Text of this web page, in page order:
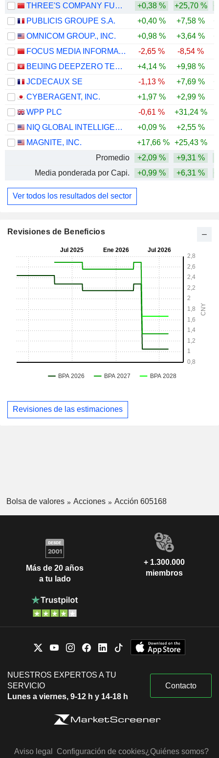
THREE'S COMPANY FUTURE TECHNOLOGY GROUP CO., LTD. +0,38 % +25,70 %
PUBLICIS GROUPE S.A.
+0,40 % +7,58 %
OMNICOM GROUP., INC.
+0,98 % +3,64 %
FOCUS MEDIA INFORMATION TECHNOLOGY CO., LTD.
-2,65 % -8,54 %
BEIJING DEEPZERO TECHNOLOGY CO., LTD.
+4,14 %
+9,98 %
JCDECAUX SE
-1,13 % +7,69 %
CYBERAGENT, INC.
+1,97 % +2,99 %
WPP PLC
-0,61 % +31,24 %
NIQ GLOBAL INTELLIGENCE PLC
+0,09 % +2,55 %
MAGNITE, INC.
+17,66 % +25,43 %
Promedio
+2,09 % +9,31 %
Media ponderada por Capi.
+0,99 % +6,31 %
Ver todos los resultados del sector
Revisiones de Beneficios
Revisiones de las estimaciones
Bolsa de valores Acciones Acción 605168
Más de 20 años
a tu lado
+ 1.300.000
miembros
NUESTROS EXPERTOS A TU
SERVICIO
Lunes a viernes, 9-12 h y 14-18 h
Contacto
Aviso legal Configuración de cookies¿Quiénes somos?